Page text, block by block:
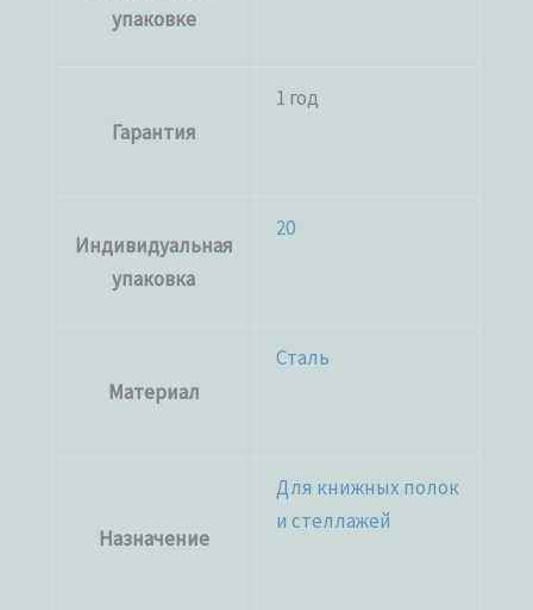
упаковке
Гарантия
1 год
Индивидуальная
упаковка
20
Материал
Сталь
Назначение
Для книжных полок
и стеллажей